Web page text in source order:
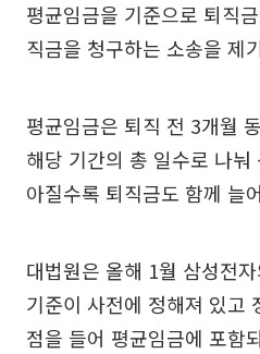
평균임금을 기준으로 퇴직
직금을 청구하는 소송을 제
평균임금은 퇴직 전 3개월
해당 기간의 총 일수로 나
아질수록 퇴직금도 함께 늘
대법원은 올해 1월 삼성전
기준이 사전에 정해져 있고
점을 들어 평균임금에 포함